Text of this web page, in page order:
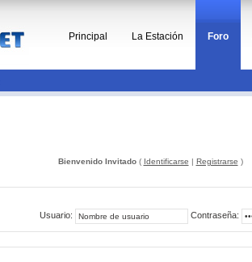
Principal La Estación Foro
Bienvenido Invitado( Identificarse | Registrarse )
Usuario: Contraseña: